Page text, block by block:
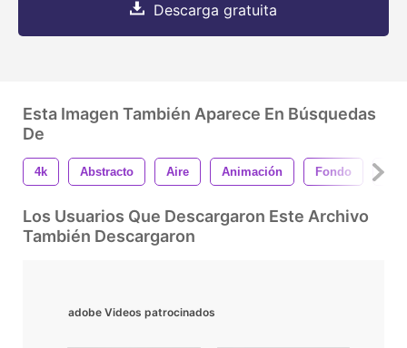
Descarga gratuita
Esta Imagen También Aparece En Búsquedas
De
4k Abstracto Aire Animación Fondo
Los Usuarios Que Descargaron Este Archivo
También Descargaron
adobe Videos patrocinados